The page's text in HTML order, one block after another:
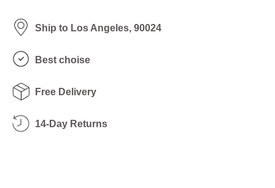
Ship to Los Angeles, 90024
Best choise
Free Delivery
14-Day Returns